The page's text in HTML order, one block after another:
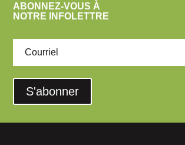
ABONNEZ-VOUS À
NOTRE INFOLETTRE
S'abonner